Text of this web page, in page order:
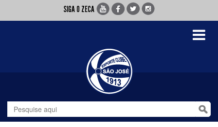
SIGA O ZECA
Toggle